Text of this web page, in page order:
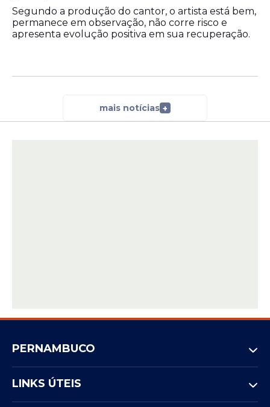
Segundo a produção do cantor, o artista está bem,
permanece em observação, não corre risco e
apresenta evolução positiva em sua recuperação.
mais notícias +
PERNAMBUCO
LINKS ÚTEIS